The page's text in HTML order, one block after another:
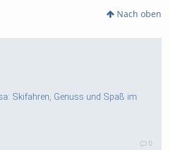
Nach oben
Skifahren, Genuss und Spaß im
0